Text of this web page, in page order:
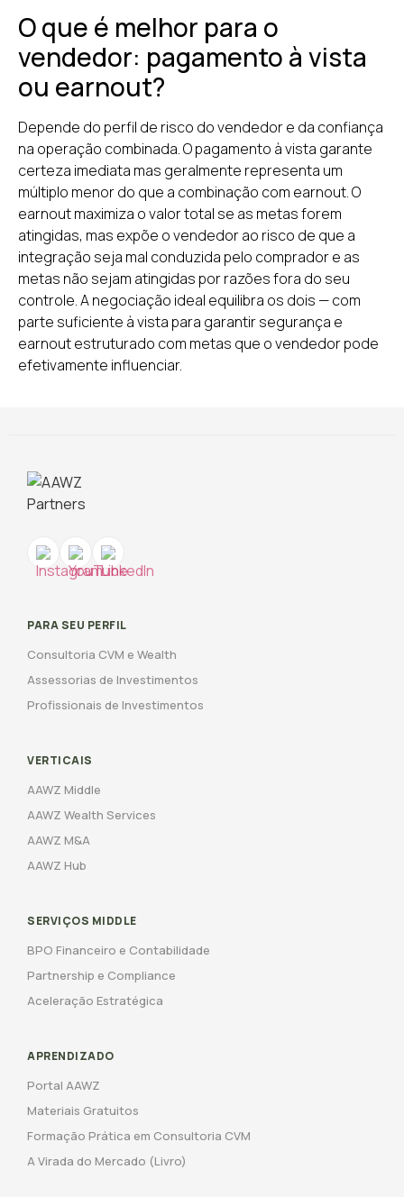
O que é melhor para o
vendedor: pagamento à vista
ou earnout?
Depende do perfil de risco do vendedor e da confiança
na operação combinada. O pagamento à vista garante
certeza imediata mas geralmente representa um
múltiplo menor do que a combinação com earnout. O
earnout maximiza o valor total se as metas forem
atingidas, mas expõe o vendedor ao risco de que a
integração seja mal conduzida pelo comprador e as
metas não sejam atingidas por razões fora do seu
controle. A negociação ideal equilibra os dois — com
parte suficiente à vista para garantir segurança e
earnout estruturado com metas que o vendedor pode
efetivamente influenciar.
PARA SEU PERFIL
Consultoria CVM e Wealth
Assessorias de Investimentos
Profissionais de Investimentos
VERTICAIS
AAWZ Middle
AAWZ Wealth Services
AAWZ M&A
AAWZ Hub
SERVIÇOS MIDDLE
BPO Financeiro e Contabilidade
Partnership e Compliance
Aceleração Estratégica
APRENDIZADO
Portal AAWZ
Materiais Gratuitos
Formação Prática em Consultoria CVM
A Virada do Mercado (Livro)